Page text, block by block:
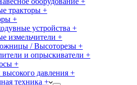
тракторы +
+
устройства +
измельчители +
/ Высоторезы +
и опрыскиватели +
+
давления +
техника +